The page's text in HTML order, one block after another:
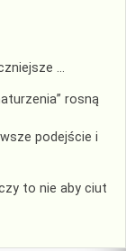
…
rosną
podejście i
to nie aby ciut